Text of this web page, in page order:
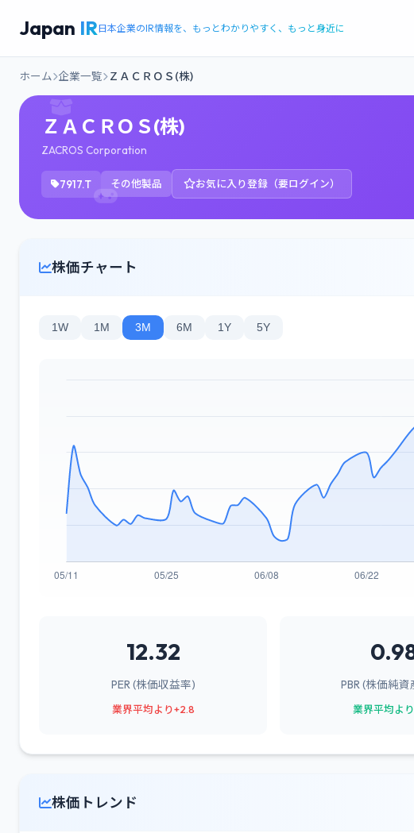
Japan IR日本企業のIR情報を、もっとわかりやすく、もっと身近に
ホーム 企業一覧 ＺＡＣＲＯＳ(株)
ＺＡＣＲＯＳ(株)
ZACROS Corporation
7917.T その他製品 お気に入り登録（要ログイン）
株価チャート
1W 1M 3M 6M 1Y 5Y
12.32
PER (株価収益率)
業界平均より+2.8
PBR (株価純
業界平均よ
株価トレンド